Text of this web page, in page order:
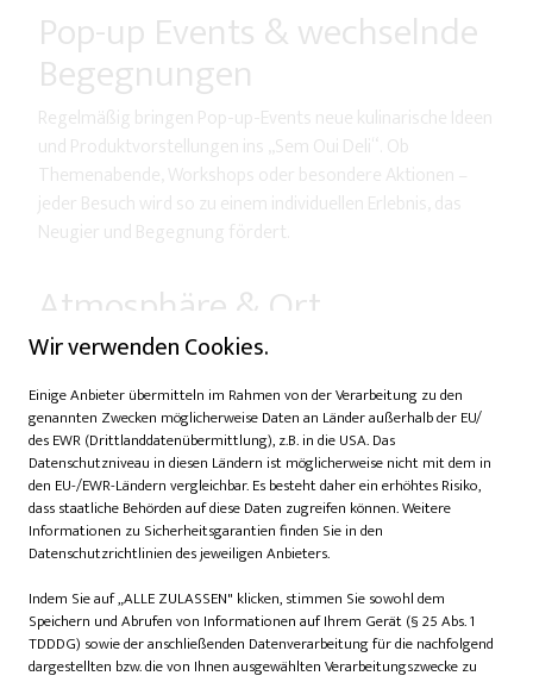
Pop-up Events & wechselnde
Begegnungen
Regelmäßig bringen Pop-up-Events neue kulinarische Ideen
und Produktvorstellungen ins „Sem Oui Deli“. Ob
Themenabende, Workshops oder besondere Aktionen –
jeder Besuch wird so zu einem individuellen Erlebnis, das
Neugier und Begegnung fördert.
Atmosphäre & Ort
In der Podbielskistraße 6 in der List erwartet die Gäste ein
zum Verweilen. Ob Frühstück, After-Work-Drink oder
kleines Event – hier trifft man auf Genuss, kreative Impulse
und nette Begegnungen.
Adresse und Kontakt
Podbielskistraße 6 |
30163 Hannover |
Tel. 0511 72761485 |
Wir verwenden Cookies.
Einige Anbieter übermitteln im Rahmen von der Verarbeitung zu den
genannten Zwecken möglicherweise Daten an Länder außerhalb der EU/
des EWR (Drittlanddatenübermittlung), z.B. in die USA. Das
Datenschutzniveau in diesen Ländern ist möglicherweise nicht mit dem in
den EU-/EWR-Ländern vergleichbar. Es besteht daher ein erhöhtes Risiko,
dass staatliche Behörden auf diese Daten zugreifen können. Weitere
Informationen zu Sicherheitsgarantien finden Sie in den
Datenschutzrichtlinien des jeweiligen Anbieters.
Indem Sie auf „ALLE ZULASSEN" klicken, stimmen Sie sowohl dem
Speichern und Abrufen von Informationen auf Ihrem Gerät (§ 25 Abs. 1
TDDDG) sowie der anschließenden Datenverarbeitung für die nachfolgend
dargestellten bzw. die von Ihnen ausgewählten Verarbeitungszwecke zu